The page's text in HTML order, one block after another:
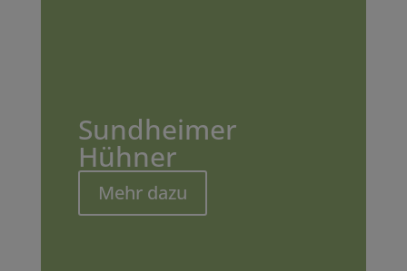
Sundheimer
Hühner
Mehr dazu